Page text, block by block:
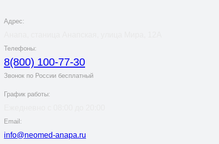
Адрес:
Телефоны:
8(800) 100-77-30
Звонок по России бесплатный
График работы:
Email:
info@neomed-anapa.ru